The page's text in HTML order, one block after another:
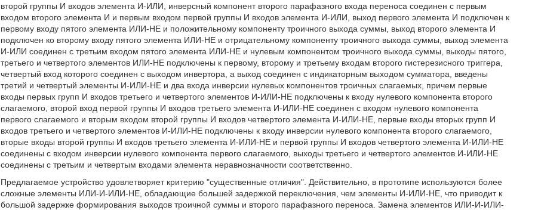
второй группы И входов элемента И-ИЛИ, инверсный компонент второго парафазного входа переноса соединен с первым
входом второго элемента И и первым входом первой группы И входов элемента И-ИЛИ, выход первого элемента И подключен к
первому входу пятого элемента ИЛИ-НЕ и положительному компоненту троичного выхода суммы, выход второго элемента И
подключен ко второму входу пятого элемента ИЛИ-НЕ и отрицательному компоненту троичного выхода суммы, выход элемента
И-ИЛИ соединен с третьим входом пятого элемента ИЛИ-НЕ и нулевым компонентом троичного выхода суммы, выходы пятого,
третьего и четвертого элементов ИЛИ-НЕ подключены к первому, второму и третьему входам второго гистерезисного триггера,
четвертый вход которого соединен с выходом инвертора, а выход соединен с индикаторным выходом сумматора, введены
третий и четвертый элементы И-ИЛИ-НЕ и два входа инверсии нулевых компонентов троичных слагаемых, причем первые
входы первых групп И входов третьего и четвертого элементов И-ИЛИ-НЕ подключены к входу нулевого компонента второго
слагаемого, второй вход первой группы И входов третьего элемента И-ИЛИ-НЕ соединен с входом нулевого компонента
первого слагаемого и вторым входом второй группы И входов четвертого элемента И-ИЛИ-НЕ, первые входы вторых групп И
входов третьего и четвертого элементов И-ИЛИ-НЕ подключены к входу инверсии нулевого компонента второго слагаемого,
вторые входы второй группы И входов третьего элемента И-ИЛИ-НЕ и первой группы И входов четвертого элемента И-ИЛИ-НЕ
соединены с входом инверсии нулевого компонента первого слагаемого, выходы третьего и четвертого элементов И-ИЛИ-НЕ
соединены с третьим и четвертым входами элемента неравнозначности соответственно.
Предлагаемое устройство удовлетворяет критерию "существенные отличия". Действительно, в прототипе используются более
сложные элементы ИЛИ-И-ИЛИ-НЕ, обладающие большей задержкой переключения, чем элементы И-ИЛИ-НЕ, что приводит к
большой задержке формирования выходов троичной суммы и второго парафазного переноса. Замена элементов ИЛИ-И-ИЛИ-